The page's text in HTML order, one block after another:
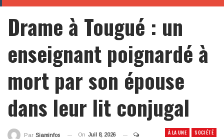
Drame à Tougué : un
enseignant poignardé à
mort par son épouse
dans leur lit conjugal
À LA UNE SOCIÉTÉ
Par Siaminfos On Juil 8, 2026